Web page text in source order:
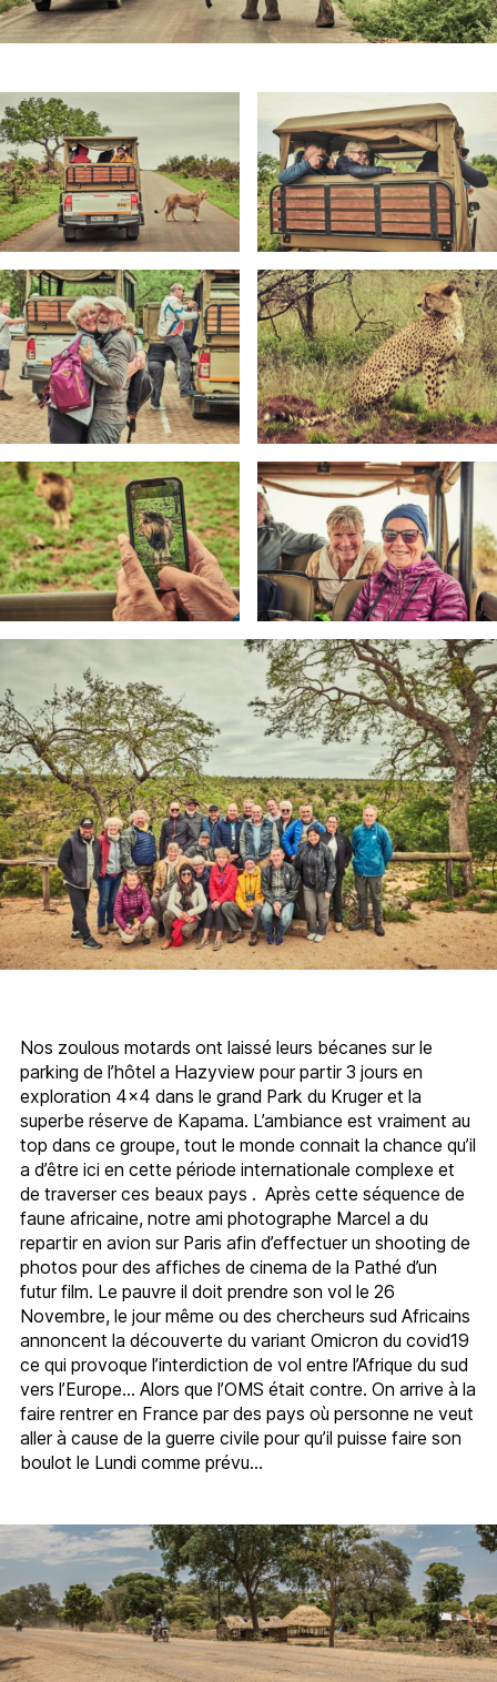
Nos zoulous motards ont laissé leurs bécanes sur le
parking de l’hôtel a Hazyview pour partir 3 jours en
exploration 4×4 dans le grand Park du Kruger et la
superbe réserve de Kapama. L’ambiance est vraiment au
top dans ce groupe, tout le monde connait la chance qu’il
a d’être ici en cette période internationale complexe et
de traverser ces beaux pays . Après cette séquence de
faune africaine, notre ami photographe Marcel a du
repartir en avion sur Paris afin d’effectuer un shooting de
photos pour des affiches de cinema de la Pathé d’un
futur film. Le pauvre il doit prendre son vol le 26
Novembre, le jour même ou des chercheurs sud Africains
annoncent la découverte du variant Omicron du covid19
ce qui provoque l’interdiction de vol entre l’Afrique du sud
vers l’Europe… Alors que l’OMS était contre. On arrive à la
faire rentrer en France par des pays où personne ne veut
aller à cause de la guerre civile pour qu’il puisse faire son
boulot le Lundi comme prévu…